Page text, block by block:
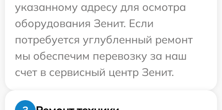
указанному адресу для осмотра
оборудования Зенит. Если
потребуется углубленный ремонт
мы обеспечим перевозку за наш
счет в сервисный центр Зенит.